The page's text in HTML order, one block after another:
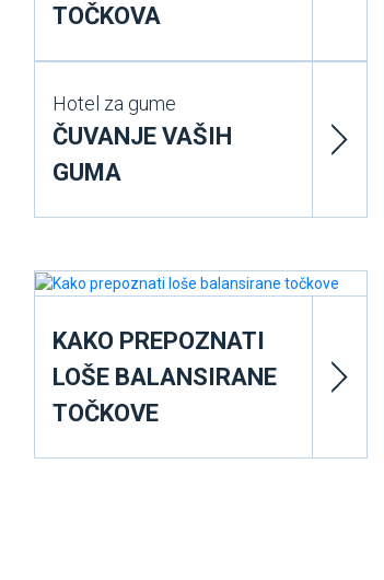
TOČKOVA
Hotel za gume
ČUVANJE VAŠIH
GUMA
KAKO PREPOZNATI
LOŠE BALANSIRANE
TOČKOVE